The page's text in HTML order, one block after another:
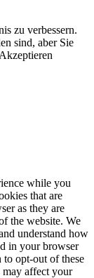
zu verbessern.
sind, aber Sie
Akzeptieren
while you
that are
as they are
the website. We
understand how
in your browser
opt-out of these
may affect your